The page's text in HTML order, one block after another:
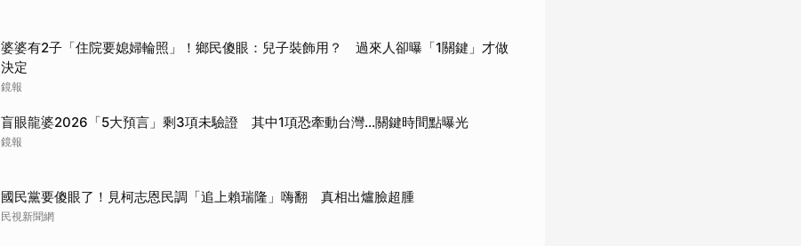
婆婆有2子「住院要媳婦輪照」！鄉民傻眼：兒子裝飾用？ 過來人卻曝「1關鍵」才做
決定
鏡報
盲眼龍婆2026「5大預言」剩3項未驗證 其中1項恐牽動台灣...關鍵時間點曝光
鏡報
國民黨要傻眼了！見柯志恩民調「追上賴瑞隆」嗨翻 真相出爐臉超腫
民視新聞網